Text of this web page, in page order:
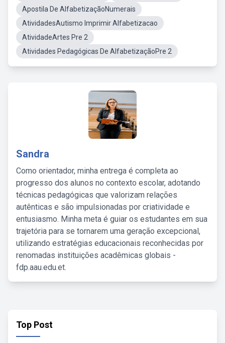
Apostila De AlfabetizaçãoNumerais
AtividadesAutismo Imprimir Alfabetizacao
AtividadeArtes Pre 2
Atividades Pedagógicas De AlfabetizaçãoPre 2
Sandra
Como orientador, minha entrega é completa ao
progresso dos alunos no contexto escolar, adotando
técnicas pedagógicas que valorizam relações
autênticas e são impulsionadas por criatividade e
entusiasmo. Minha meta é guiar os estudantes em sua
trajetória para se tornarem uma geração excepcional,
utilizando estratégias educacionais reconhecidas por
renomadas instituições acadêmicas globais -
fdp.aau.edu.et.
Top Post